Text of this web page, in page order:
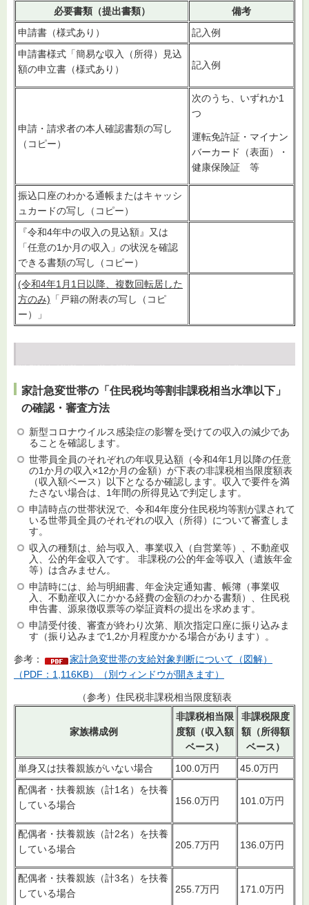
必要書類（提出書類）
備考
申請書（様式あり）
記入例
申請書様式「簡易な収入（所得）見込
額の申立書（様式あり）
記入例
申請・請求者の本人確認書類の写し
（コピー）
次のうち、いずれか1
つ
運転免許証・マイナン
バーカード（表面）・
健康保険証 等
振込口座のわかる通帳またはキャッシ
ュカードの写し（コピー）
『令和4年中の収入の見込額』又は
「任意の1か月の収入」の状況を確認
できる書類の写し（コピー）
(令和4年1月1日以降、複数回転居した
方のみ) 「戸籍の附表の写し（コピ
ー）」
家計急変世帯の「住民税均等割非課税相当水準以下」
の確認・審査方法
新型コロナウイルス感染症の影響を受けての収入の減少であ
ることを確認します。
世帯員全員のそれぞれの年収見込額（令和4年1月以降の任意
の1か月の収入×12か月の金額）が下表の非課税相当限度額表
（収入額ベース）以下となるか確認します。収入で要件を満
たさない場合は、1年間の所得見込で判定します。
申請時点の世帯状況で、令和4年度分住民税均等割が課されて
いる世帯員全員のそれぞれの収入（所得）について審査しま
す。
収入の種類は、給与収入、事業収入（自営業等）、不動産収
入、公的年金収入です。 非課税の公的年金等収入（遺族年金
等）は含みません。
申請時には、給与明細書、年金決定通知書、帳簿（事業収
入、不動産収入にかかる経費の金額のわかる書類）、住民税
申告書、源泉徴収票等の挙証資料の提出を求めます。
申請受付後、審査が終わり次第、順次指定口座に振り込みま
す（振り込みまで1,2か月程度かかる場合があります）。
参考：
家計急変世帯の支給対象判断について（図解）
（PDF：1,116KB）（別ウィンドウが開きます）
（参考）住民税非課税相当限度額表
家族構成例
非課税相当限
度額（収入額
ベース）
非課税限度
額（所得額
ベース）
単身又は扶養親族がいない場合
100.0万円
45.0万円
配偶者・扶養親族（計1名）を扶養
している場合
156.0万円 101.0万円
配偶者・扶養親族（計2名）を扶養
している場合
205.7万円 136.0万円
配偶者・扶養親族（計3名）を扶養
している場合
255.7万円 171.0万円